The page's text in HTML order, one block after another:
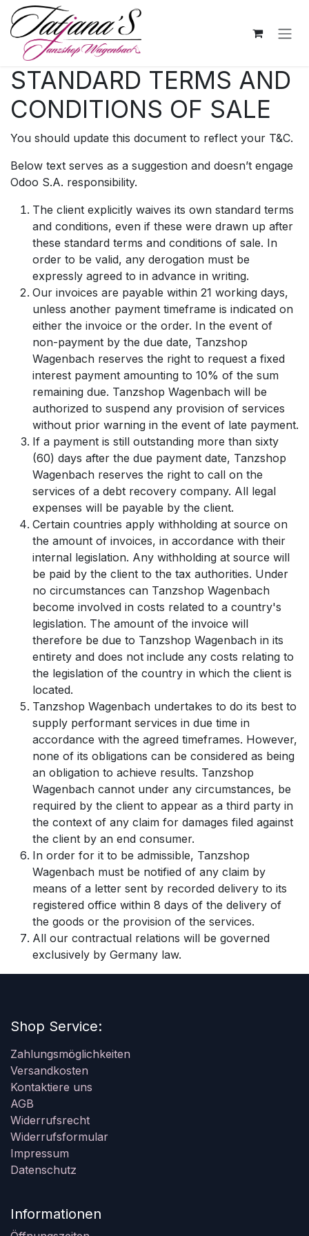
Zum Inhalt springen
STANDARD TERMS AND
CONDITIONS OF SALE
You should update this document to reflect your T&C.
Below text serves as a suggestion and doesn’t engage
Odoo S.A. responsibility.
The client explicitly waives its own standard terms
and conditions, even if these were drawn up after
these standard terms and conditions of sale. In
order to be valid, any derogation must be
expressly agreed to in advance in writing.
Our invoices are payable within 21 working days,
unless another payment timeframe is indicated on
either the invoice or the order. In the event of
non-payment by the due date, Tanzshop
Wagenbach reserves the right to request a fixed
interest payment amounting to 10% of the sum
remaining due. Tanzshop Wagenbach will be
authorized to suspend any provision of services
without prior warning in the event of late payment.
If a payment is still outstanding more than sixty
(60) days after the due payment date, Tanzshop
Wagenbach reserves the right to call on the
services of a debt recovery company. All legal
expenses will be payable by the client.
Certain countries apply withholding at source on
the amount of invoices, in accordance with their
internal legislation. Any withholding at source will
be paid by the client to the tax authorities. Under
no circumstances can Tanzshop Wagenbach
become involved in costs related to a country's
legislation. The amount of the invoice will
therefore be due to Tanzshop Wagenbach in its
entirety and does not include any costs relating to
the legislation of the country in which the client is
located.
Tanzshop Wagenbach undertakes to do its best to
supply performant services in due time in
accordance with the agreed timeframes. However,
none of its obligations can be considered as being
an obligation to achieve results. Tanzshop
Wagenbach cannot under any circumstances, be
required by the client to appear as a third party in
the context of any claim for damages filed against
the client by an end consumer.
In order for it to be admissible, Tanzshop
Wagenbach must be notified of any claim by
means of a letter sent by recorded delivery to its
registered office within 8 days of the delivery of
the goods or the provision of the services.
All our contractual relations will be governed
exclusively by Germany law.
Shop Service:
Zahlungsmöglichkeiten
Versandkosten
Kontaktiere uns
AGB
Widerrufsrecht
Widerrufsformular
Impressum
Datenschutz
Informationen